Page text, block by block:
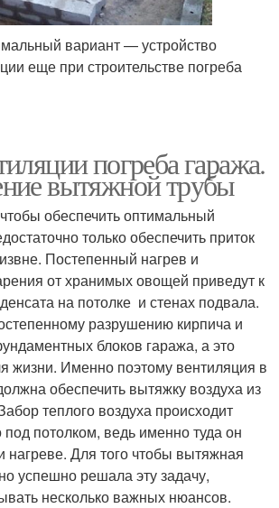
вариант — устройство
еще при строительстве погреба
погреба гаража.
вытяжной трубы
обеспечить оптимальный
только обеспечить приток
Постепенный нагрев и
от хранимых овощей приведут к
на потолке и стенах подвала.
разрушению кирпича и
блоков гаража, а это
жизни. Именно поэтому вентиляция в
обеспечить вытяжку воздуха из
теплого воздуха происходит
потолком, ведь именно туда он
нагреве. Для того чтобы вытяжная
успешно решала эту задачу,
несколько важных нюансов.